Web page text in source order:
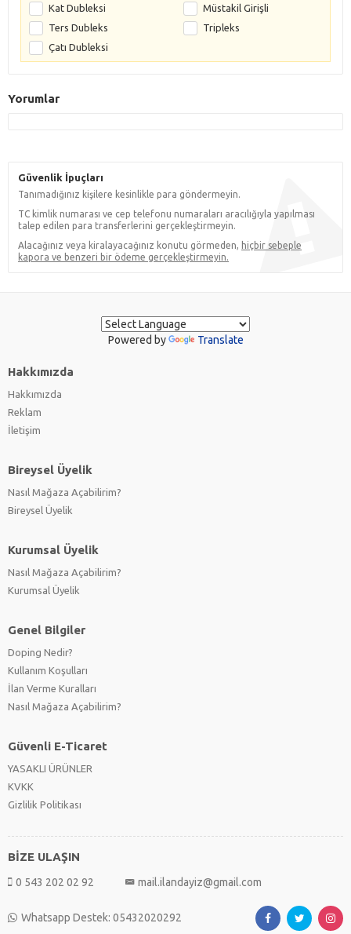
Kat Dubleksi
Müstakil Girişli
Ters Dubleks
Tripleks
Çatı Dubleksi
Yorumlar
Güvenlik İpuçları
Tanımadığınız kişilere kesinlikle para göndermeyin.
TC kimlik numarası ve cep telefonu numaraları aracılığıyla yapılması
talep edilen para transferlerini gerçekleştirmeyin.
Alacağınız veya kiralayacağınız konutu görmeden,
hiçbir sebeple
kapora ve benzeri bir ödeme gerçekleştirmeyin.
Powered by Translate
Hakkımızda
Hakkımızda
Reklam
İletişim
Bireysel Üyelik
Nasıl Mağaza Açabilirim?
Bireysel Üyelik
Kurumsal Üyelik
Nasıl Mağaza Açabilirim?
Kurumsal Üyelik
Genel Bilgiler
Doping Nedir?
Kullanım Koşulları
İlan Verme Kuralları
Nasıl Mağaza Açabilirim?
Güvenli E-Ticaret
YASAKLI ÜRÜNLER
KVKK
Gizlilik Politikası
BİZE ULAŞIN
0 543 202 02 92 mail.ilandayiz@gmail.com
Whatsapp Destek: 05432020292